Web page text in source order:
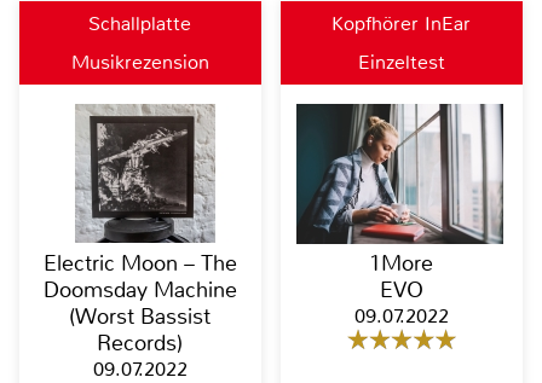
Schallplatte
Musikrezension
Electric Moon – The
Doomsday Machine
(Worst Bassist
Records)
09.07.2022
Kopfhörer InEar
Einzeltest
1More
EVO
09.07.2022